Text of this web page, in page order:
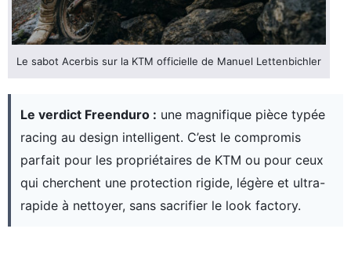
Le sabot Acerbis sur la KTM officielle de Manuel Lettenbichler
Le verdict Freenduro : une magnifique pièce typée
racing au design intelligent. C’est le compromis
parfait pour les propriétaires de KTM ou pour ceux
qui cherchent une protection rigide, légère et ultra-
rapide à nettoyer, sans sacrifier le look factory.